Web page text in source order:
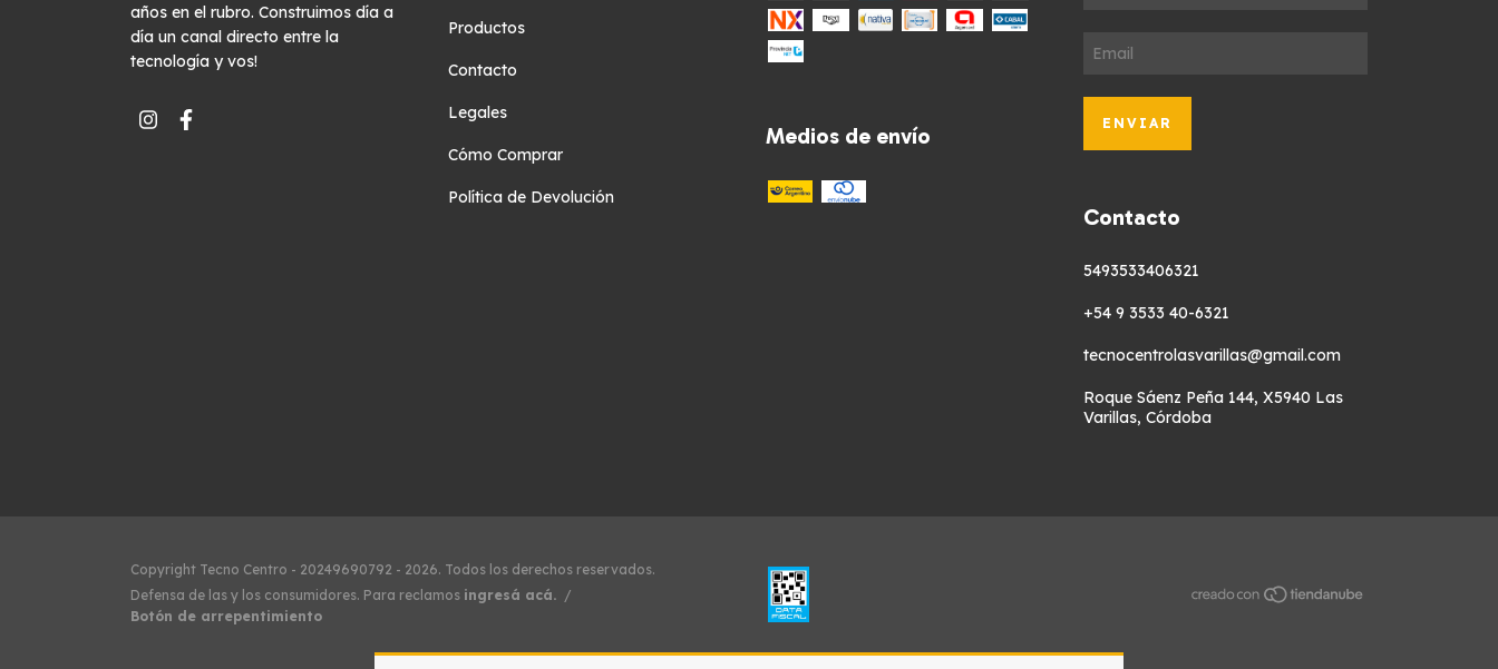
años en el rubro. Construimos día a
día un canal directo entre la
tecnología y vos!
Productos
Contacto
Legales
Cómo Comprar
Política de Devolución
Medios de envío
Contacto
5493533406321
+54 9 3533 40-6321
tecnocentrolasvarillas@gmail.com
Roque Sáenz Peña 144, X5940 Las
Varillas, Córdoba
Copyright Tecno Centro - 20249690792 - 2026. Todos los derechos reservados.
Defensa de las y los consumidores. Para reclamos ingresá acá. /
Botón de arrepentimiento